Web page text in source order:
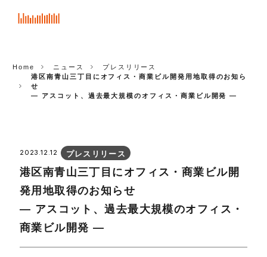
Home ニュース
プレスリリース
港区南青山三丁目にオフィス・商業ビル開発用地取得のお知ら
せ
― アスコット、過去最大規模のオフィス・商業ビル開発 ―
2023.12.12 プレスリリース
港区南青山三丁目にオフィス・商業ビル開
発用地取得のお知らせ
― アスコット、過去最大規模のオフィス・
商業ビル開発 ―